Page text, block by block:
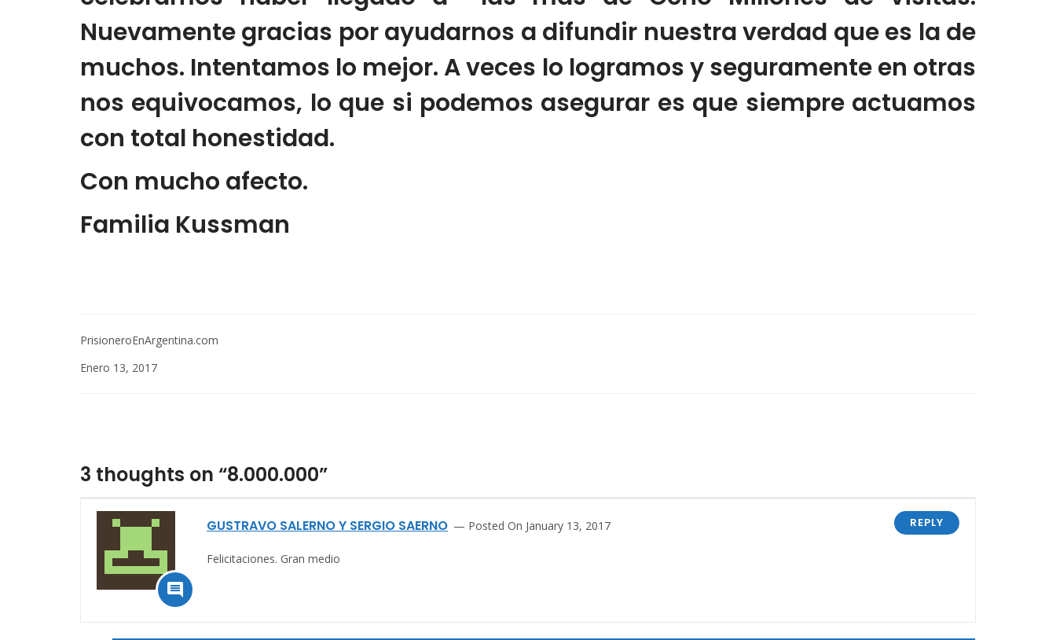
Nuevamente gracias por ayudarnos a difundir nuestra verdad que es la de
muchos. Intentamos lo mejor. A veces lo logramos y seguramente en otras
nos equivocamos, lo que si podemos asegurar es que siempre actuamos
con total honestidad.
Con mucho afecto.
Familia Kussman
PrisioneroEnArgentina.com
Enero 13, 2017
3 thoughts on “8.000.000”

GUSTRAVO SALERNO Y SERGIO SAERNO Posted On January 13, 2017 REPLY
Felicitaciones. Gran medio